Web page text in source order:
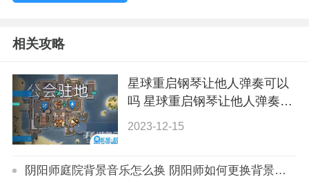
相关攻略
星球重启钢琴让他人弹奏可以
吗 星球重启钢琴让他人弹奏方
法详解
2023-12-15
阴阳师庭院背景音乐怎么换 阴阳师如何更换背景音乐